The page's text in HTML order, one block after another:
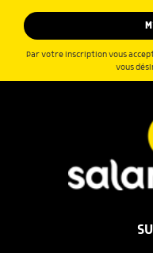
Par votre inscription vous
vous